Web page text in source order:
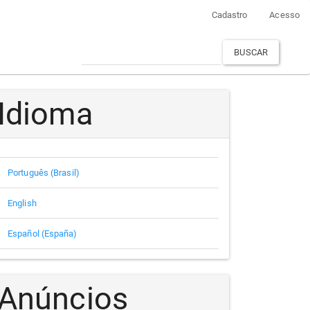
Cadastro Acesso
BUSCAR
Português (Brasil)
English
Español (España)